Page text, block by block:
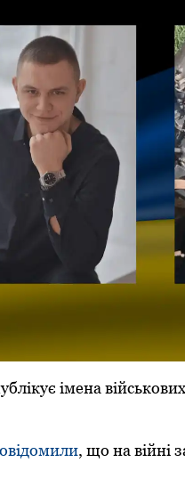
імена
, щo на війні